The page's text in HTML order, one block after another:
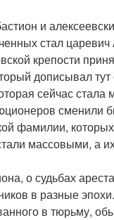
и
стал
крепости
дописывал
сейчас стала
сменили
фамилии,
массовыми, а
о судьбах
в разные
в тюрьму,